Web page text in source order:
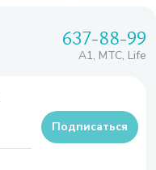
637-88-99
A1, МТС, Life
Подписаться